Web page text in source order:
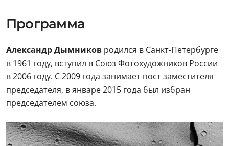
Программа
Александр Дымников родился в Санкт-Петербурге
в 1961 году, вступил в Союз Фотохудожников России
в 2006 году. С 2009 года занимает пост заместителя
председателя, в январе 2015 года был избран
председателем союза.